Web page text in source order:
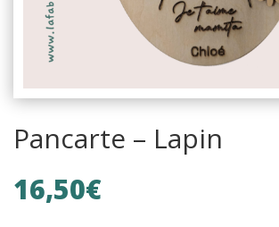
Pancarte – Lapin
16,50€